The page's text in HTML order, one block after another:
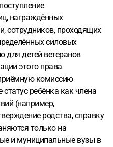
награждённых
сотрудников, проходящих
силовых
для детей ветеранов
этого права
комиссию
ребёнка как члена
(например,
родства, справку
только на
и муниципальные вузы в